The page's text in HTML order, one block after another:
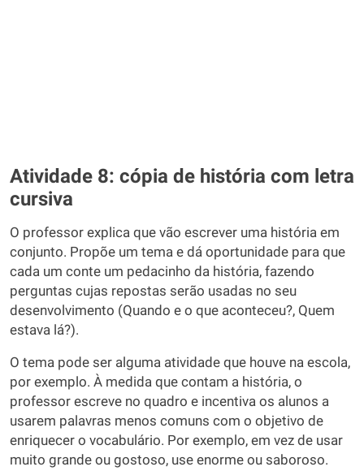
Atividade 8: cópia de história com letra
cursiva
O professor explica que vão escrever uma história em
conjunto. Propõe um tema e dá oportunidade para que
cada um conte um pedacinho da história, fazendo
perguntas cujas repostas serão usadas no seu
desenvolvimento (Quando e o que aconteceu?, Quem
estava lá?).
O tema pode ser alguma atividade que houve na escola,
por exemplo. À medida que contam a história, o
professor escreve no quadro e incentiva os alunos a
usarem palavras menos comuns com o objetivo de
enriquecer o vocabulário. Por exemplo, em vez de usar
muito grande ou gostoso, use enorme ou saboroso.